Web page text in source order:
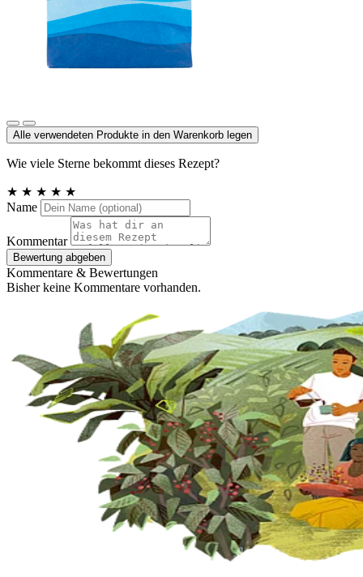
Alle verwendeten Produkte in den Warenkorb legen
Wie viele Sterne bekommt dieses Rezept?
★ ★ ★ ★ ★
Name
Kommentar
Bewertung abgeben
Kommentare & Bewertungen
Bisher keine Kommentare vorhanden.